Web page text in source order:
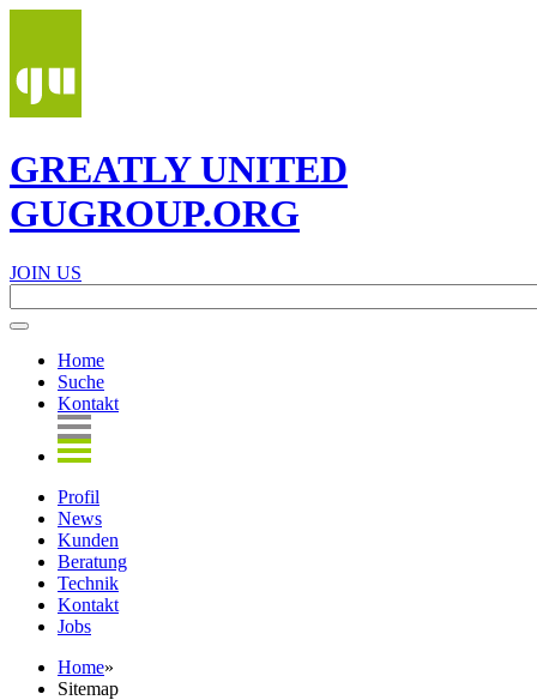
GREATLY UNITED
GUGROUP.ORG
JOIN US
Home
Suche
Kontakt
Profil
News
Kunden
Beratung
Technik
Kontakt
Jobs
Home»
Sitemap